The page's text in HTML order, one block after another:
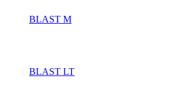
BLAST M
BLAST LT